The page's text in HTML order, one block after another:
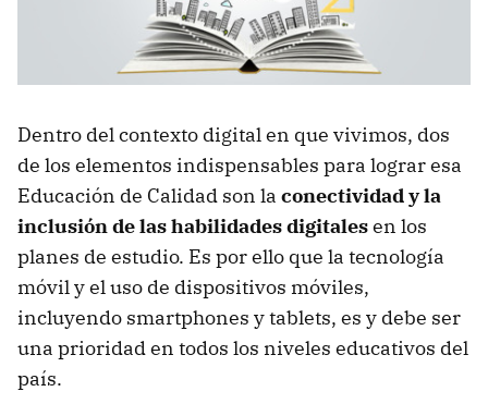
Dentro del contexto digital en que vivimos, dos
de los elementos indispensables para lograr esa
Educación de Calidad son la conectividad y la
inclusión de las habilidades digitalesen los
planes de estudio. Es por ello que la tecnología
móvil y el uso de dispositivos móviles,
incluyendo smartphones y tablets, es y debe ser
una prioridad en todos los niveles educativos del
país.